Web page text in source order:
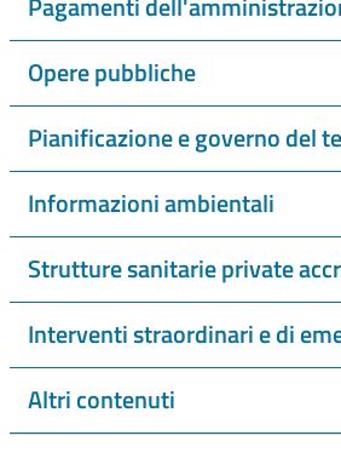
Opere pubbliche
Pianificazione e governo del
Informazioni ambientali
Strutture sanitarie private
Interventi straordinari e di
Altri contenuti